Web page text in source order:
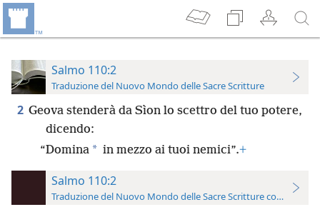
Salmo 110:2
Traduzione del Nuovo Mondo delle Sacre Scritture
2 Geova stenderà da Sìon lo scettro del tuo potere,
dicendo:
“Domina * in mezzo ai tuoi nemici”.+
Salmo 110:2
Traduzione del Nuovo Mondo delle Sacre Scritture con